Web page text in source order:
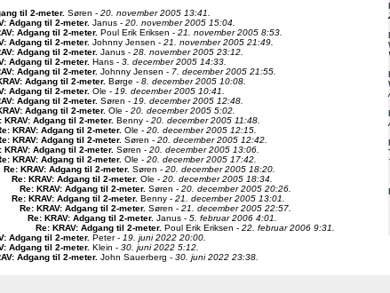
til 2-meter. Søren - 20. november 2005 13:41.
Adgang til 2-meter. Janus - 20. november 2005 15:04.
Adgang til 2-meter. Poul Erik Eriksen - 21. november 2005 8:53.
Adgang til 2-meter. Johnny Jensen - 21. november 2005 21:49.
Adgang til 2-meter. Janus - 28. november 2005 23:12.
Adgang til 2-meter. Hans - 3. december 2005 14:33.
Adgang til 2-meter. Johnny Jensen - 7. december 2005 21:55.
Adgang til 2-meter. Børge - 8. december 2005 10:08.
Adgang til 2-meter. Ole - 19. december 2005 10:41.
Adgang til 2-meter. Søren - 19. december 2005 12:48.
Adgang til 2-meter. Ole - 20. december 2005 5:02.
KRAV: Adgang til 2-meter. Benny - 20. december 2005 11:48.
KRAV: Adgang til 2-meter. Ole - 20. december 2005 12:15.
KRAV: Adgang til 2-meter. Søren - 20. december 2005 12:42.
KRAV: Adgang til 2-meter. Søren - 20. december 2005 13:06.
KRAV: Adgang til 2-meter. Ole - 20. december 2005 17:42.
Re: KRAV: Adgang til 2-meter. Søren - 20. december 2005 18:20.
Re: KRAV: Adgang til 2-meter. Ole - 20. december 2005 18:34.
Re: KRAV: Adgang til 2-meter. Søren - 20. december 2005 20:26.
Re: KRAV: Adgang til 2-meter. Benny - 21. december 2005 13:01.
Re: KRAV: Adgang til 2-meter. Søren - 21. december 2005 22:57.
Re: KRAV: Adgang til 2-meter. Janus - 5. februar 2006 4:01.
Re: KRAV: Adgang til 2-meter. Poul Erik Eriksen - 22. februar 2006 9:31.
Adgang til 2-meter. Peter - 19. juni 2022 20:00.
Adgang til 2-meter. Klein - 30. juni 2022 5:12.
Adgang til 2-meter. John Sauerberg - 30. juni 2022 23:38.